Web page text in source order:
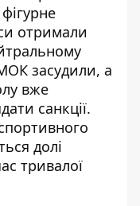
отримали
засудили, а
вже
санкції.
долі
тривалої